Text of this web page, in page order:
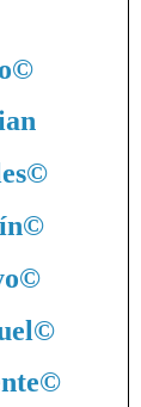
©
©
©
©
©
©